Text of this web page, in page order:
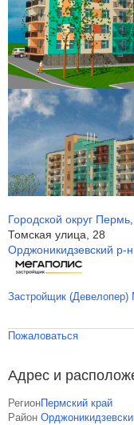
Городской округ Пермь,
Томская улица, 28
Орджоникидзевский р-н
Застройщик (Девелопер)
Пожаловаться
Адрес и
РегионПермский край
Район